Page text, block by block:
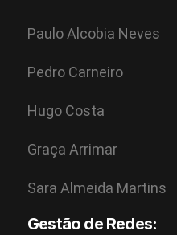
Paulo Alcobia Neves
Pedro Carneiro
Hugo Costa
Graça Arrimar
Sara Almeida Martins
Gestão de Redes: